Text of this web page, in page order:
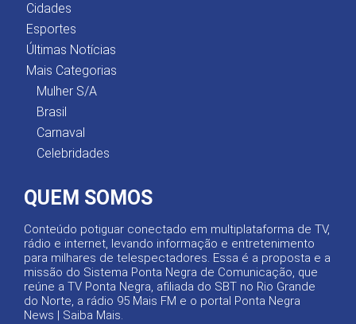
Cidades
Esportes
Últimas Notícias
Mais Categorias
Mulher S/A
Brasil
Carnaval
Celebridades
QUEM SOMOS
Conteúdo potiguar conectado em multiplataforma de TV,
rádio e internet, levando informação e entretenimento
para milhares de telespectadores. Essa é a proposta e a
missão do Sistema Ponta Negra de Comunicação, que
reúne a TV Ponta Negra, afiliada do SBT no Rio Grande
do Norte, a rádio 95 Mais FM e o portal Ponta Negra
News | Saiba Mais.